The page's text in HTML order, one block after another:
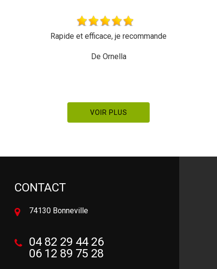
Rapide et efficace, je recommande
De Ornella
VOIR PLUS
CONTACT
74130 Bonneville
04 82 29 44 26
06 12 89 75 28